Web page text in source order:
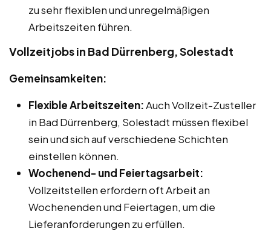
zu sehr flexiblen und unregelmäßigen
Arbeitszeiten führen.
Vollzeitjobs in Bad Dürrenberg, Solestadt
Gemeinsamkeiten:
Flexible Arbeitszeiten:Auch Vollzeit-Zusteller
in Bad Dürrenberg, Solestadt müssen flexibel
sein und sich auf verschiedene Schichten
einstellen können.
Wochenend- und Feiertagsarbeit:
Vollzeitstellen erfordern oft Arbeit an
Wochenenden und Feiertagen, um die
Lieferanforderungen zu erfüllen.